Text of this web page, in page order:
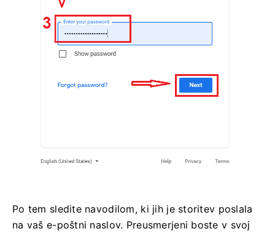
Po tem sledite navodilom, ki jih je storitev poslala
na vaš e-poštni naslov. Preusmerjeni boste v svoj